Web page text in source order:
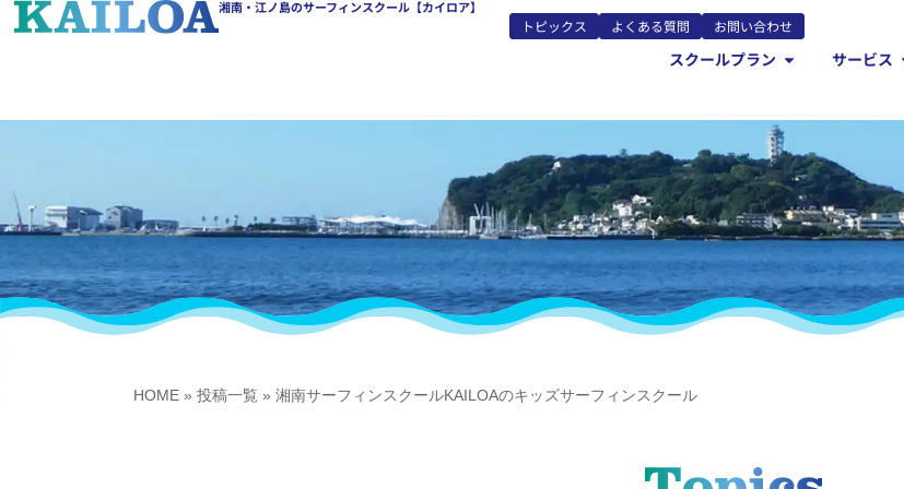
湘南・江ノ島のサーフィンスクール【カイロア】
トピックス よくある質問 お問い合わせ
スクールプラン サービス
HOME » 投稿一覧 » 湘南サーフィンスクールKAILOAのキッズサーフィンスクール